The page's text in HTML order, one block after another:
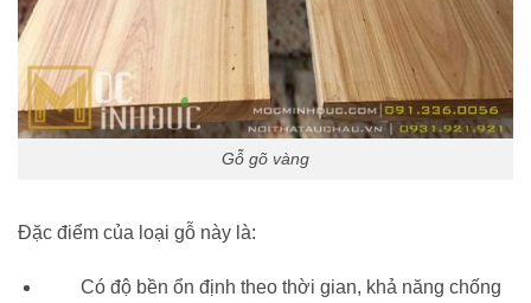
Gỗ gõ vàng
Đặc điểm của loại gỗ này là:
Có độ bền ổn định theo thời gian, khả năng chống